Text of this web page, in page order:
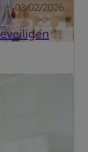
03/02/2026
beschermen